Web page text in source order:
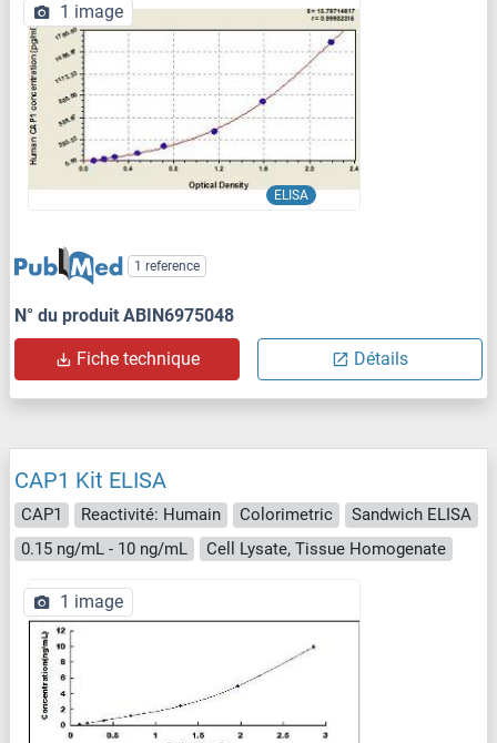
ELISA
1 image
1 reference
N° du produit ABIN6975048
Fiche technique Détails
CAP1 Kit ELISA
CAP1 Reactivité: Humain Colorimetric
Sandwich ELISA
0.15 ng/mL - 10 ng/mL
Cell Lysate, Tissue Homogenate
1 image